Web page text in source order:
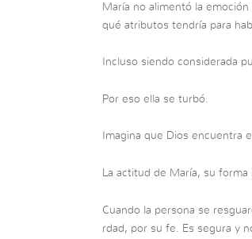
María no alimentó la
qué atributos tendría para
Incluso siendo considerada
Por eso ella se turbó.
Imagina que Dios encuentra
La actitud de María, su
Cuando la persona se
rdad, por su fe. Es segura y